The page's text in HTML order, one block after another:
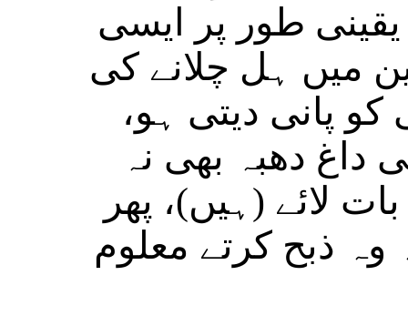
یقینی طور پر ایسی
میں ہل چلانے کی
پانی دیتی ہو،
دھبہ بھی نہ
لائے (ہیں)، پھر
وہ ذبح کرتے معلوم